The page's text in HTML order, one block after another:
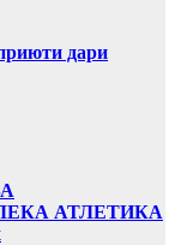
дари
АТЛЕТИКА